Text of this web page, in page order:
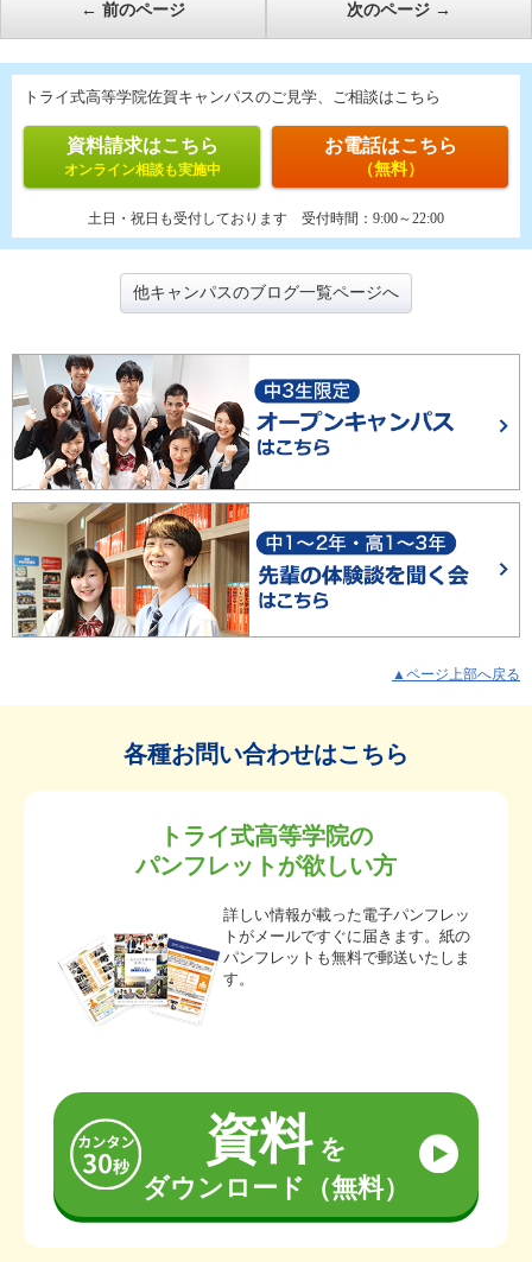
← 前のページ 次のページ →
トライ式高等学院佐賀キャンパスのご見学、ご相談はこちら
資料請求はこちら
オンライン相談も実施中
お電話はこちら
（無料）
土日・祝日も受付しております 受付時間： 9:00～22:00
他キャンパスのブログ一覧ページへ
▲ページ上部へ戻る
各種お問い合わせはこちら
トライ式高等学院の
パンフレットが欲しい方
詳しい情報が載った電子パンフレッ
トがメールですぐに届きます。紙の
パンフレットも無料で郵送いたしま
す。
資料を
ダウンロード（無料）